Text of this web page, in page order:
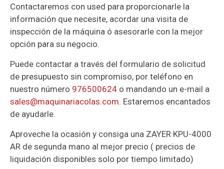
Contactaremos con used para proporcionarle la
información que necesite, acordar una visita de
inspección de la máquina ó asesorarle con la mejor
opción para su negocio.
Puede contactar a través del formulario de solicitud
de presupuesto sin compromiso, por teléfono en
nuestro número 976500624 o mandando un e-mail a
sales@maquinariacolas.com. Estaremos encantados
de ayudarle.
Aproveche la ocasión y consiga una ZAYER KPU-4000
AR de segunda mano al mejor precio ( precios de
liquidación disponibles solo por tiempo limitado)